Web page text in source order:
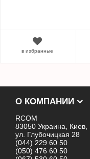
в избранные
О КОМПАНИИ
RCOM
83050 Украина, Киев,
ул. Глубочицкая 28
(044) 229 60 50
(050) 476 60 50